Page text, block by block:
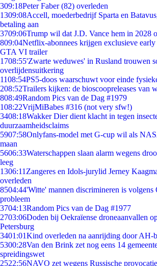
309:18Peter Faber (82) overleden
1309:08Accell, moederbedrijf Sparta en
betaling aan
3709:06Trump wil dat J.D. Vance hem in 2028
809:04Netflix-abonnees krijgen exclusieve early
GTA VI trailer
1708:55'Zwarte weduwes' in Rusland trouwen
overlijdensuitkering
1108:54PS5-doos waarschuwt voor einde
208:52Trailers kijken: de bioscoopreleases van
808:49Random Pics van de Dag #1979
108:22VrijMiBabes #316 (not very sfw!)
3408:18Wakker Dier dient klacht in tegen
duurzaamheidsclaims
5907:58Onlyfans-model met G-cup wil als
maan
5606:33Waterschappen slaan alarm wegens
leeg
1306:11 Zangeres en Idols-jurylid Jerney
overleden
8504:44'Witte' mannen discrimineren is volgens
probleem
3704:13Random Pics van de Dag #1977
2703:06Doden bij Oekraïense droneaanvallen
Petersburg
3401:01Kind overleden na aanrijding door AH-
5300:28Van den Brink zet nog eens 14
spreidingswet
2522:56NAVO zet wegens Russische